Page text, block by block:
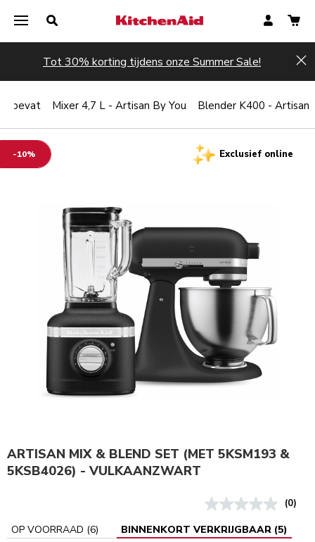
Tot 30% korting tijdens onze Summer Sale!
-10% Exclusief online
ARTISAN MIX & BLEND SET (MET 5KSM193 &
5KSB4026) - VULKAANZWART
(0)
OP VOORRAAD (6) BINNENKORT VERKRIJGBAAR (5)
bevat Mixer 4,7 L - Artisan By You Blender K400 - Artisan